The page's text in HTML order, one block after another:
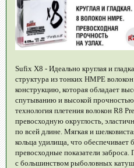
Sufix X8 - Идеально круглая и
структура из тонких HMPE
конструкцию, которая обладает
спутыванию и высокой
технология плетения волокон R8
превосходную округлость,
по всей длине. Мягкая и
кольца удилища, что
превосходные показатели заброса.
с большинством рыболовных